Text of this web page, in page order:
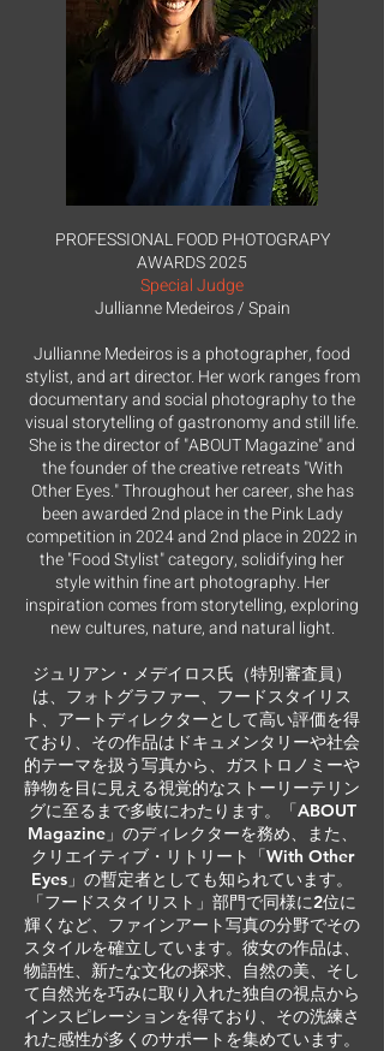
PROFESSIONAL FOOD PHOTOGRAPY
AWARDS 2025
Special Judge
Jullianne Medeiros / Spain
Jullianne Medeiros is a photographer, food
stylist, and art director. Her work ranges from
documentary and social photography to the
visual storytelling of gastronomy and still life.
She is the director of "ABOUT Magazine" and
the founder of the creative retreats "With
Other Eyes." Throughout her career, she has
been awarded 2nd place in the Pink Lady
competition in 2024 and 2nd place in 2022 in
the "Food Stylist" category, solidifying her
style within fine art photography. Her
inspiration comes from storytelling, exploring
new cultures, nature, and natural light.
ジュリアン・メデイロス氏（特別審査員）
は、フォトグラファー、フードスタイリス
ト、アートディレクターとして高い評価を得
ており、その作品はドキュメンタリーや社会
的テーマを扱う写真から、ガストロノミーや
静物を目に見える視覚的なストーリーテリン
グに至るまで多岐にわたります。「ABOUT
Magazine」のディレクターを務め、また、
クリエイティブ・リトリート「With Other
Eyes」の暫定者としても知られています。
「フードスタイリスト」部門で同様に2位に
輝くなど、ファインアート写真の分野でその
スタイルを確立しています。彼女の作品は、
物語性、新たな文化の探求、自然の美、そし
て自然光を巧みに取り入れた独自の視点から
インスピレーションを得ており、その洗練さ
れた感性が多くのサポートを集めています。